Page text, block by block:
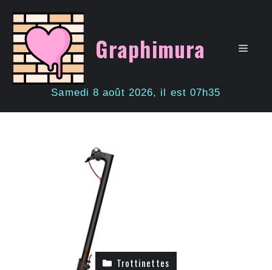
contenu
Graphimura Menu
Samedi 8 août 2026, il est 07h35
Trottinettes